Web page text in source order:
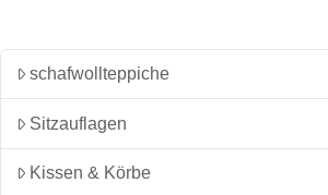
können
auf
Produktseite
gewählt
schafwollteppiche
Sitzauflagen
Kissen & Körbe